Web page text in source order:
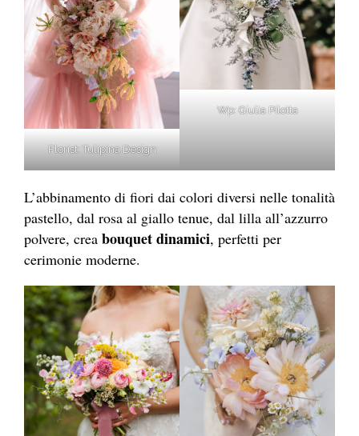
Florist: Tulipina Design
Wp: Giulia Pilotta
L’abbinamento di fiori dai colori diversi nelle tonalità
pastello, dal rosa al giallo tenue, dal lilla all’azzurro
polvere, crea bouquet dinamici, perfetti per
cerimonie moderne.